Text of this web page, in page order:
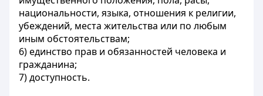
национальности, языка, отношения к религии,
убеждений, места жительства или по любым
иным обстоятельствам;
6) единство прав и обязанностей человека и
гражданина;
7) доступность.